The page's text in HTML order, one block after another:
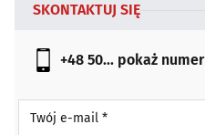
SKONTAKTUJ SIĘ
+48 50... pokaż numer
Twój e-mail *